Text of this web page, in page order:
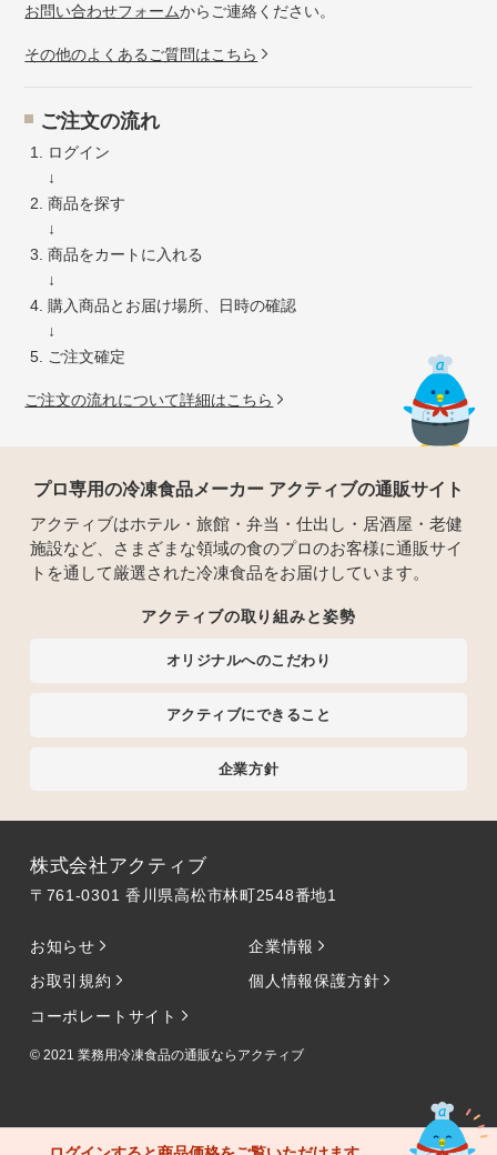
お問い合わせフォームからご連絡ください。
その他のよくあるご質問はこちら
ご注文の流れ
ログイン
↓
商品を探す
↓
商品をカートに入れる
↓
購入商品とお届け場所、日時の確認
↓
ご注文確定
ご注文の流れについて詳細はこちら
プロ専用の冷凍食品メーカー アクティブの通販サイト
アクティブはホテル・旅館・弁当・仕出し・居酒屋・老健
施設など、さまざまな領域の食のプロのお客様に通販サイ
トを通して厳選された冷凍食品をお届けしています。
アクティブの取り組みと姿勢
オリジナルへのこだわり
アクティブにできること
企業方針
株式会社アクティブ
〒761-0301 香川県高松市林町2548番地1
お知らせ
企業情報
お取引規約
個人情報保護方針
コーポレートサイト
© 2021 業務用冷凍食品の通販ならアクティブ